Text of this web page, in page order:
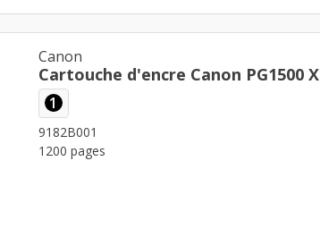
Canon
Cartouche d'encre Canon PG1500
1
9182B001
1200 pages